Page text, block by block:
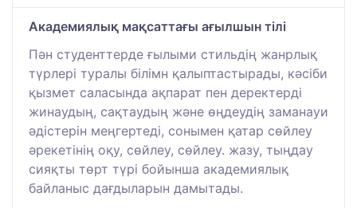
Академиялық мақсаттағы ағылшын тілі
Пән студенттерде ғылыми стильдің жанрлық
түрлері туралы білімн қалыптастырады, кәсіби
қызмет саласында ақпарат пен деректерді
жинаудың, сақтаудың және өңдеудің заманауи
әдістерін меңгертеді, сонымен қатар сөйлеу
әрекетінің оқу, сөйлеу, сөйлеу. жазу, тыңдау
сияқты төрт түрі бойынша академиялық
байланыс дағдыларын дамытады.